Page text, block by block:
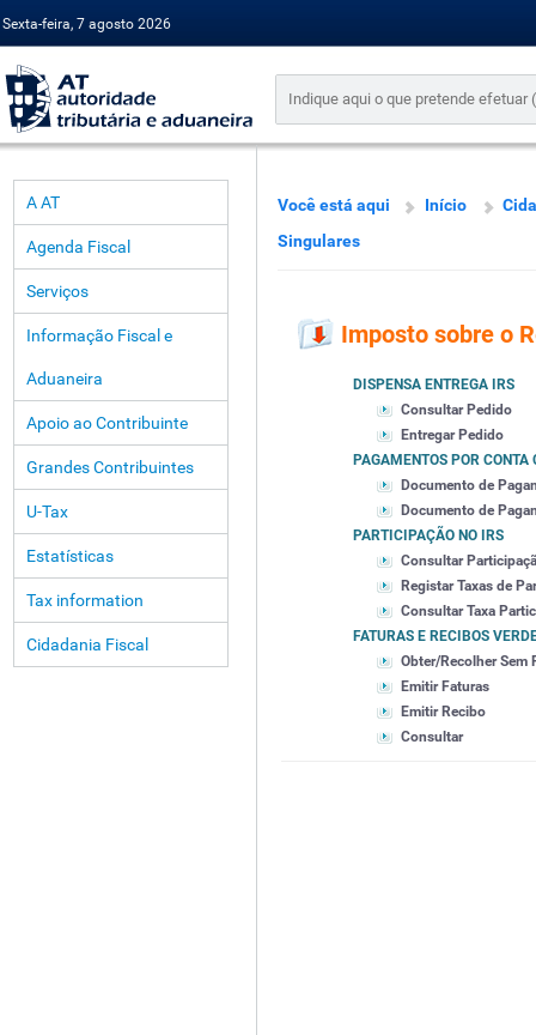
Sexta-feira, 7 agosto 2026
A AT
Agenda Fiscal
Serviços
Informação Fiscal e
Aduaneira
Apoio ao Contribuinte
Grandes Contribuintes
U-Tax
Estatísticas
Tax information
Cidadania Fiscal
Você está aqui Início
Singulares
Imposto sobre o
DISPENSA ENTREGA IRS
Consultar Pedido
Entregar Pedido
PAGAMENTOS POR CONTA
Documento de
Documento de
PARTICIPAÇÃO NO IRS
Consultar
Registar Taxas de
Consultar Taxa
FATURAS E RECIBOS
Obter/Recolher Sem
Emitir Faturas
Emitir Recibo
Consultar